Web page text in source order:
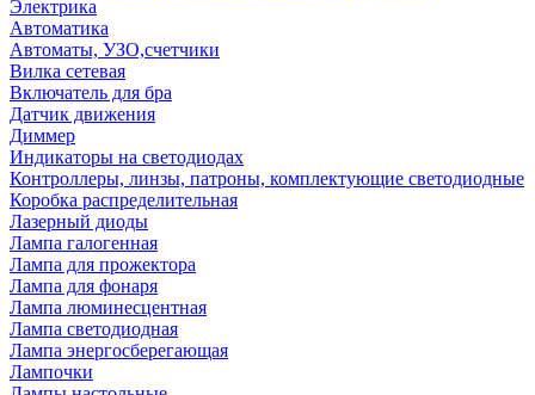
Электрика
Автоматика
Автоматы, УЗО,счетчики
Вилка сетевая
Включатель для бра
Датчик движения
Диммер
Индикаторы на светодиодах
Контроллеры, линзы, патроны, комплектующие светодиодные
Коробка распределительная
Лазерный диоды
Лампа галогенная
Лампа для прожектора
Лампа для фонаря
Лампа люминесцентная
Лампа светодиодная
Лампа энергосберегающая
Лампочки